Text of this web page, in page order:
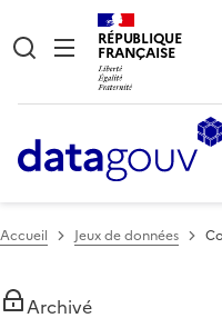
RÉPUBLIQUE
FRANÇAISE
Accueil Jeux de données
Archivé